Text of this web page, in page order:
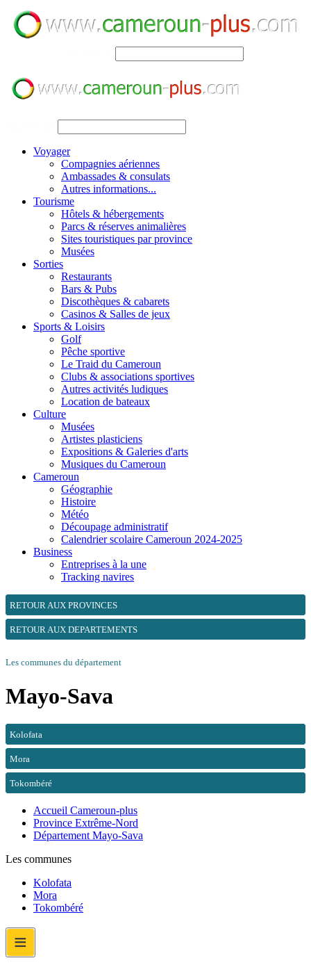
Voyager
Compagnies aériennes
Ambassades & consulats
Autres informations...
Tourisme
Hôtels & hébergements
Parcs & réserves animalières
Sites touristiques par province
Musées
Sorties
Restaurants
Bars & Pubs
Discothèques & cabarets
Casinos & Salles de jeux
Sports & Loisirs
Golf
Pêche sportive
Le Traid du Cameroun
Clubs & associations sportives
Autres activités ludiques
Location de bateaux
Culture
Musées
Artistes plasticiens
Expositions & Galeries d'arts
Musiques du Cameroun
Cameroun
Géographie
Histoire
Météo
Découpage administratif
Calendrier scolaire Cameroun 2024-2025
Business
Entreprises à la une
Tracking navires
RETOUR AUX PROVINCES
RETOUR AUX DEPARTEMENTS
Les communes du département
Mayo-Sava
Kolofata
Mora
Tokombéré
Accueil Cameroun-plus
Province Extrême-Nord
Département Mayo-Sava
Les communes
Kolofata
Mora
Tokombéré
≡